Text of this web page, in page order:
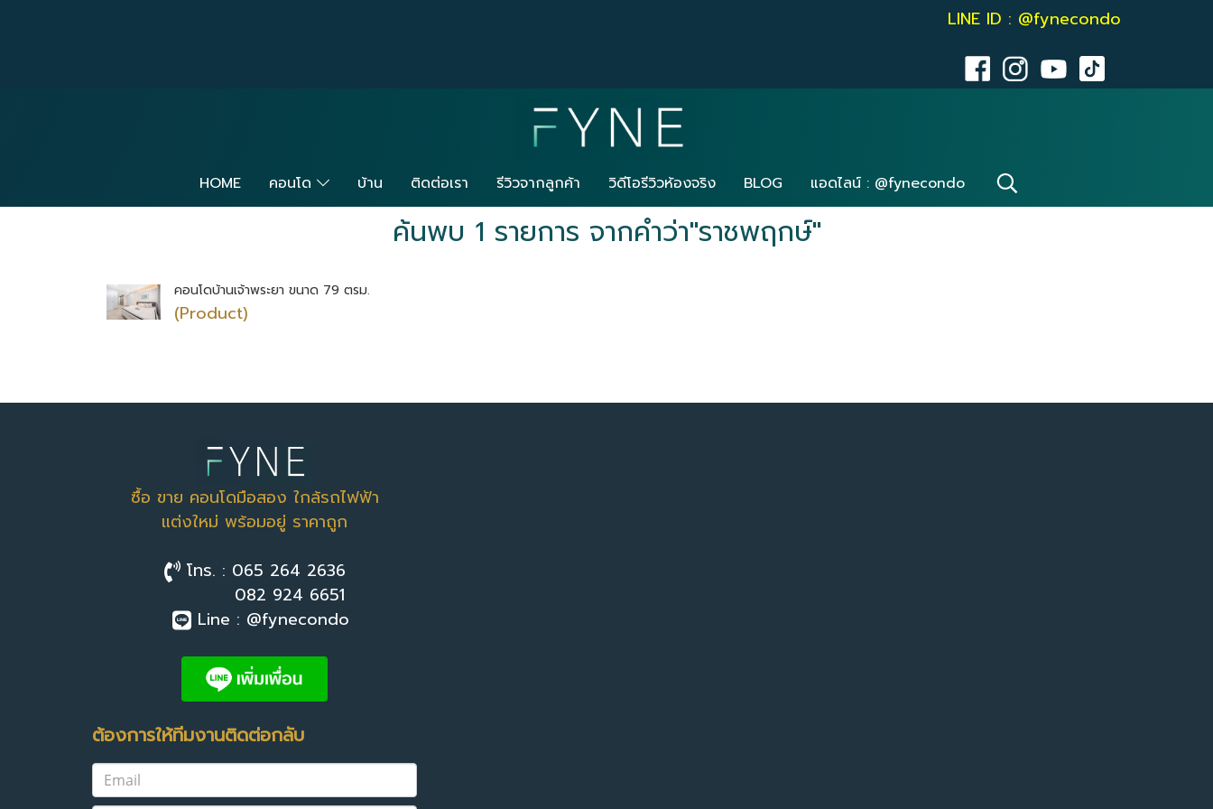
LINE ID : @fynecondo
HOME คอนโด บ้าน ติดต่อเรา รีวิวจากลูกค้า วิดีโอรีวิวห้องจริง BLOG แอดไลน์ : @fynecondo
ค้นพบ 1 รายการ จากคำว่า"ราชพฤกษ์"
คอนโดบ้านเจ้าพระยา ขนาด 79 ตรม.
(Product)
ซื้อ ขาย คอนโดมือสอง ใกล้รถไฟฟ้า
แต่งใหม่ พร้อมอยู่ ราคาถูก
โทร. : 065 264 2636
082 924 6651
Line : @fynecondo
ต้องการให้ทีมงานติดต่อกลับ